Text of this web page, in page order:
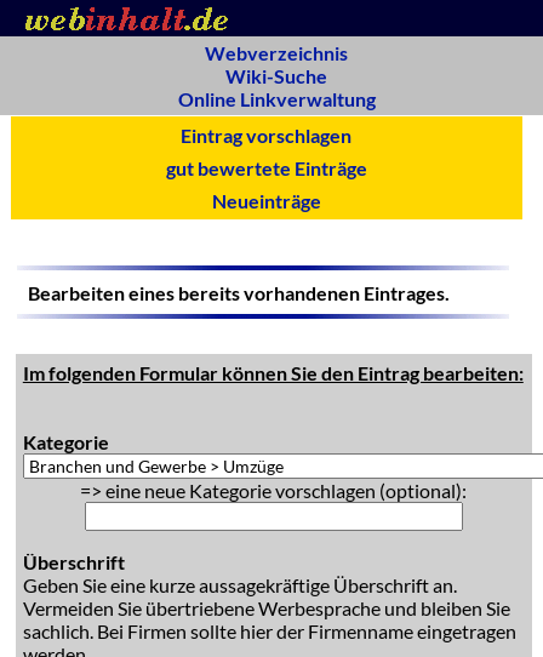
Webverzeichnis
Wiki-Suche
Online Linkverwaltung
Eintrag vorschlagen
gut bewertete Einträge
Neueinträge
Bearbeiten eines bereits vorhandenen Eintrages.
Im folgenden Formular können Sie den Eintrag bearbeiten:
Kategorie
=> eine neue Kategorie vorschlagen (optional):
Überschrift
Geben Sie eine kurze aussagekräftige Überschrift an.
Vermeiden Sie übertriebene Werbesprache und bleiben Sie
sachlich. Bei Firmen sollte hier der Firmenname eingetragen